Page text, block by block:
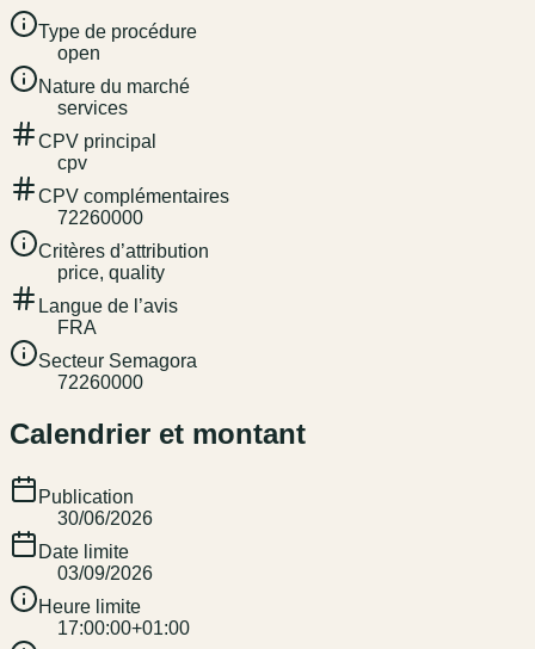
Type de procédure
open
Nature du marché
services
CPV principal
cpv
CPV complémentaires
72260000
Critères d’attribution
price, quality
Langue de l’avis
FRA
Secteur Semagora
72260000
Calendrier et montant
Publication
30/06/2026
Date limite
03/09/2026
Heure limite
17:00:00+01:00